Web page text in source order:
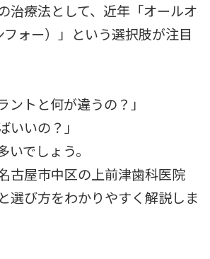
治療法として、近年「オールオ
ォー）」という選択肢が注目
ントと何が違うの？」
いいの？」
いでしょう。
古屋市中区の上前津歯科医院
選び方をわかりやすく解説しま